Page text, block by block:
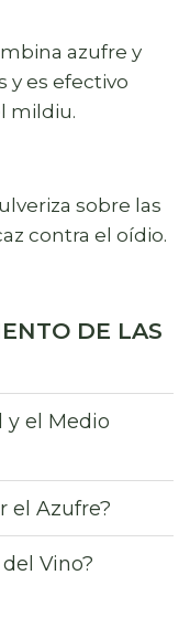
azufre y
y es efectivo
mildiu.
sobre las
contra el oídio.
DE LAS
y el Medio
el Azufre?
Vino?